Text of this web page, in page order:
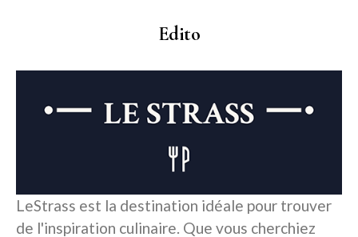
Edito
LeStrass est la destination idéale pour trouver
de l'inspiration culinaire. Que vous cherchiez